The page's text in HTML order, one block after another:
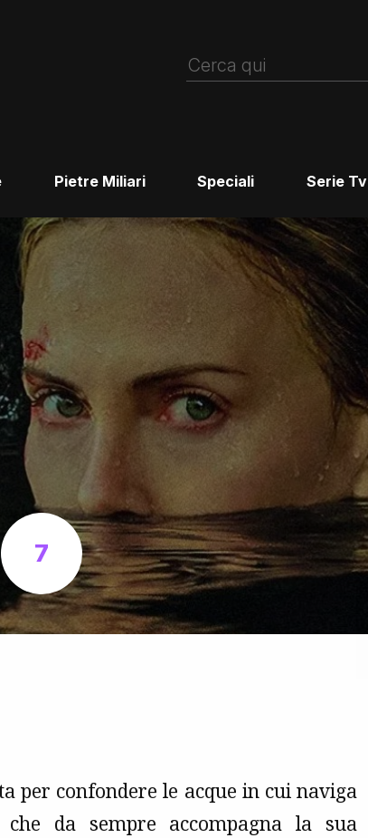
Pietre Miliari Speciali Serie Tv
7
per confondere le acque in cui naviga
da sempre accompagna la sua